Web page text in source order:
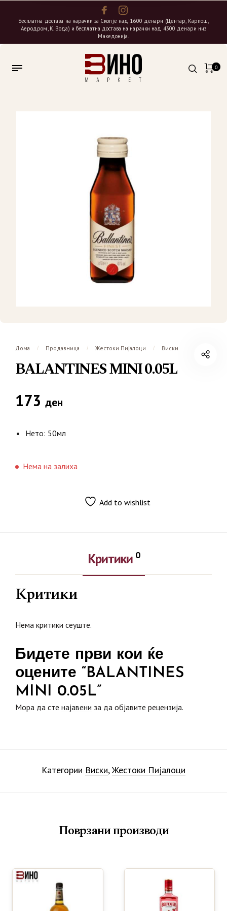
Бесплатна достава на нарачки за Скопје над 1600 денари (Центар, Карпош,
Аеродром, К. Вода) и бесплатна достава на нарачки над 4300 денари низ
Македонија.
0
Дома / Продавница / Жестоки Пијалоци / Виски
BALANTINES MINI 0.05L
173 ден
Нето: 50мл
Нема на залиха
Add to wishlist
Критики 0
Критики
Нема критики сеуште.
Бидете први кои ќе
оцените “BALANTINES
MINI 0.05L”
Мора да сте најавени за да објавите рецензија.
Категории Виски,Жестоки Пијалоци
Поврзани производи